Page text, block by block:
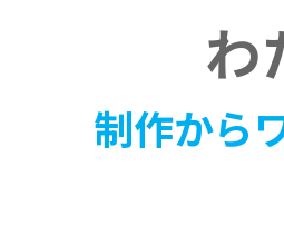
わ
制作から